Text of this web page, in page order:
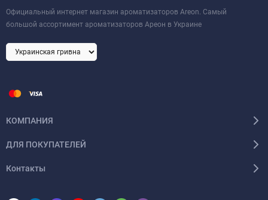
Официальный интернет магазин ароматизаторов Areon. Самый
большой ассортимент ароматизаторов Ареон в Украине
КОМПАНИЯ
ДЛЯ ПОКУПАТЕЛЕЙ
Контакты